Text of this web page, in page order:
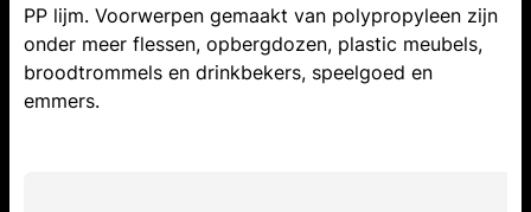
PP lijm. Voorwerpen gemaakt van polypropyleen zijn
onder meer flessen, opbergdozen, plastic meubels,
broodtrommels en drinkbekers, speelgoed en
emmers.